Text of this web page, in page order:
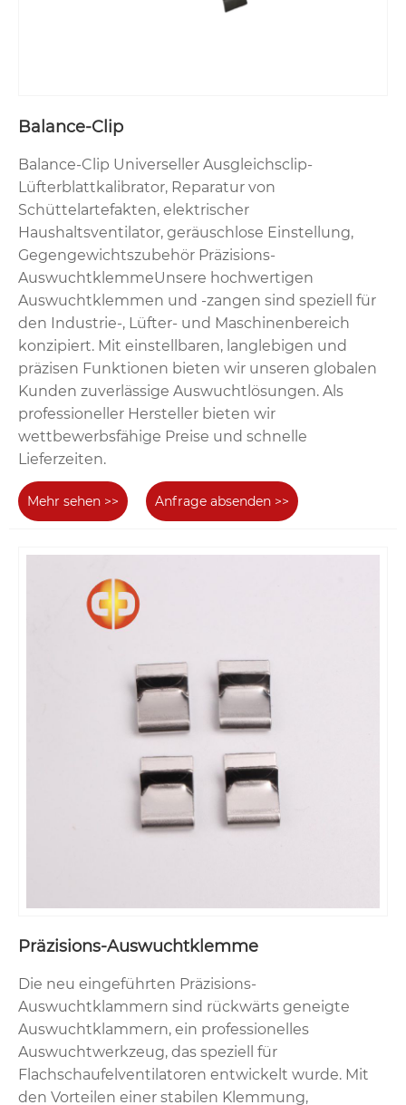
Balance-Clip
Balance-Clip Universeller Ausgleichsclip-
Lüfterblattkalibrator, Reparatur von
Schüttelartefakten, elektrischer
Haushaltsventilator, geräuschlose Einstellung,
Gegengewichtszubehör Präzisions-
AuswuchtklemmeUnsere hochwertigen
Auswuchtklemmen und -zangen sind speziell für
den Industrie-, Lüfter- und Maschinenbereich
konzipiert. Mit einstellbaren, langlebigen und
präzisen Funktionen bieten wir unseren globalen
Kunden zuverlässige Auswuchtlösungen. Als
professioneller Hersteller bieten wir
wettbewerbsfähige Preise und schnelle
Lieferzeiten.
Mehr sehen >> Anfrage absenden >>
Präzisions-Auswuchtklemme
Die neu eingeführten Präzisions-
Auswuchtklammern sind rückwärts geneigte
Auswuchtklammern, ein professionelles
Auswuchtwerkzeug, das speziell für
Flachschaufelventilatoren entwickelt wurde. Mit
den Vorteilen einer stabilen Klemmung,